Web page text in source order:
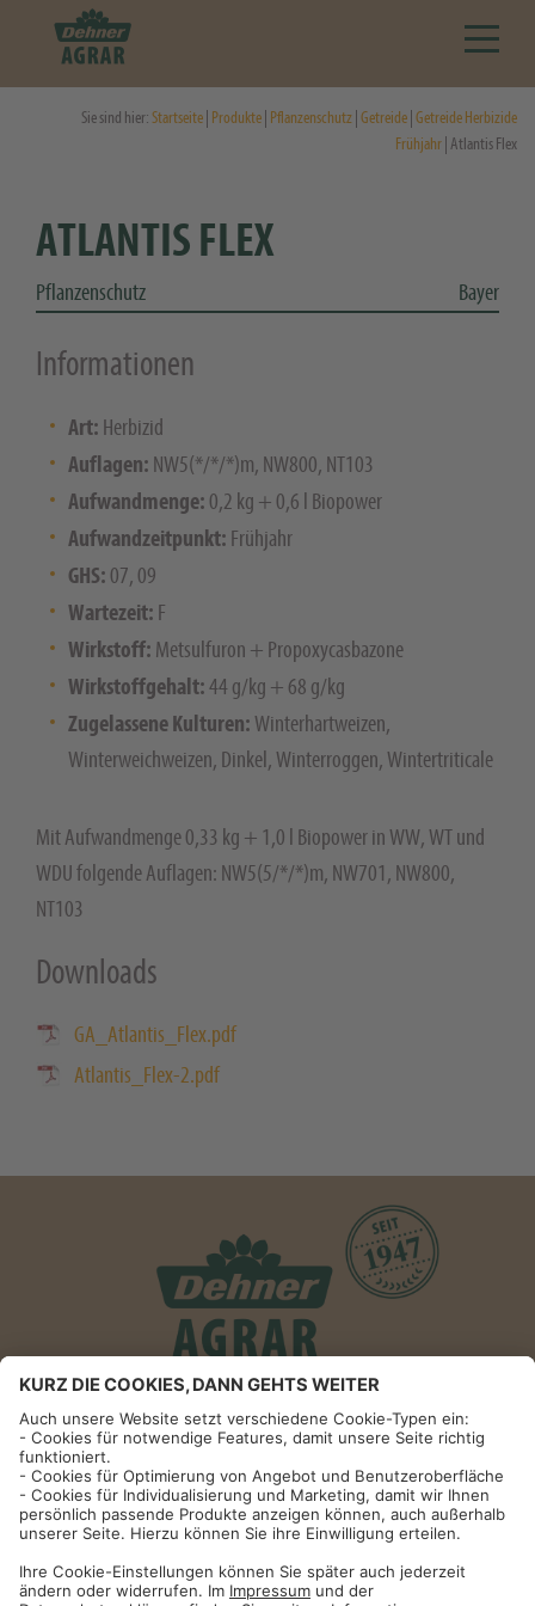
Sie sind hier:Startseite Produkte Pflanzenschutz Getreide Getreide Herbizide
Frühjahr | Atlantis Flex
ATLANTIS FLEX
Pflanzenschutz Bayer
Informationen
Art: Herbizid
Auflagen: NW5(*/*/*)m, NW800, NT103
Aufwandmenge: 0,2 kg + 0,6 l Biopower
Aufwandzeitpunkt: Frühjahr
GHS: 07, 09
Wartezeit: F
Wirkstoff: Metsulfuron + Propoxycasbazone
Wirkstoffgehalt:44 g/kg + 68 g/kg
Zugelassene Kulturen: Winterhartweizen,
Winterweichweizen, Dinkel, Winterroggen, Wintertriticale
Mit Aufwandmenge 0,33 kg + 1,0 l Biopower in WW, WT und
WDU folgende Auflagen: NW5(5/*/*)m, NW701, NW800,
NT103
Downloads
GA_Atlantis_Flex.pdf
Atlantis_Flex-2.pdf
Informationen
Impressum
Datenschutzhinweise
AGB und Widerrufsbelehrung